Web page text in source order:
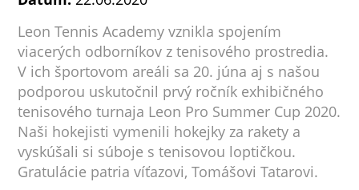
Leon Tennis Academy vznikla spojením
viacerých odborníkov z tenisového prostredia.
V ich športovom areáli sa 20. júna aj s našou
podporou uskutočnil prvý ročník exhibičného
tenisového turnaja Leon Pro Summer Cup 2020.
Naši hokejisti vymenili hokejky za rakety a
vyskúšali si súboje s tenisovou loptičkou.
Gratulácie patria víťazovi, Tomášovi Tatarovi.